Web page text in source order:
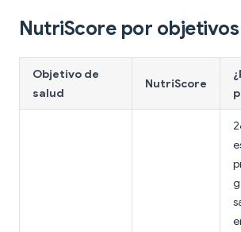
NutriScore por
Objetivo de
salud
NutriScore